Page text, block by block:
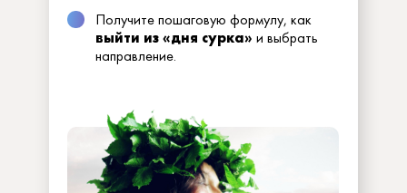
Получите пошаговую формулу, как
выйти из «дня сурка» и выбрать
направление.